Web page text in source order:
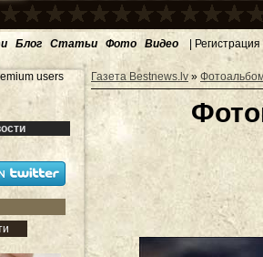
Блог Статьи Фото Видео | Регистрация
users
Газета Bestnews.lv»